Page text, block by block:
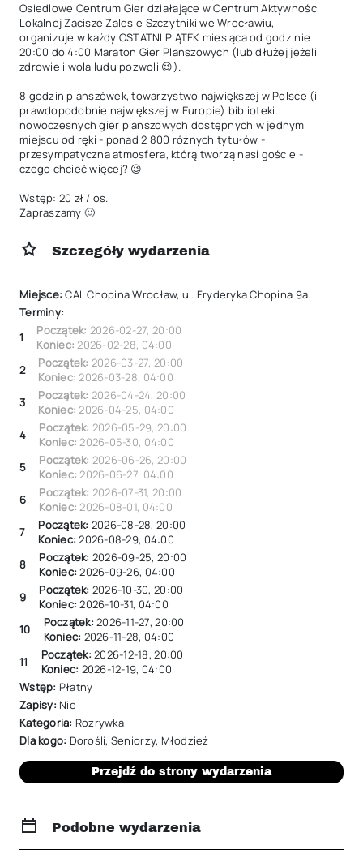
Osiedlowe Centrum Gier działające w Centrum Aktywności
Lokalnej Zacisze Zalesie Szczytniki we Wrocławiu,
organizuje w każdy OSTATNI PIĄTEK miesiąca od godzinie
20:00 do 4:00 Maraton Gier Planszowych (lub dłużej jeżeli
zdrowie i wola ludu pozwoli 😉).
8 godzin planszówek, towarzystwo największej w Polsce (i
prawdopodobnie największej w Europie) biblioteki
nowoczesnych gier planszowych dostępnych w jednym
miejscu od ręki - ponad 2 800 różnych tytułów -
przesympatyczna atmosfera, którą tworzą nasi goście -
czego chcieć więcej? 😉
Wstęp: 20 zł / os.
Zapraszamy 🙂
Szczegóły wydarzenia
Miejsce:CAL Chopina Wrocław, ul. Fryderyka Chopina 9a
Terminy:
1
Początek: 2026-02-27,20:00
Koniec:2026-02-28, 04:00
2
Początek: 2026-03-27,20:00
Koniec:2026-03-28, 04:00
3
Początek: 2026-04-24,20:00
Koniec:2026-04-25, 04:00
4
Początek: 2026-05-29,20:00
Koniec:2026-05-30, 04:00
5
Początek: 2026-06-26,20:00
Koniec:2026-06-27, 04:00
6
Początek: 2026-07-31,20:00
Koniec:2026-08-01, 04:00
7
Początek: 2026-08-28,20:00
Koniec:2026-08-29, 04:00
8
Początek: 2026-09-25,20:00
Koniec:2026-09-26, 04:00
9
Początek: 2026-10-30,20:00
Koniec:2026-10-31, 04:00
10
Początek:2026-11-27,20:00
Koniec: 2026-11-28, 04:00
11
Początek:2026-12-18,20:00
Koniec: 2026-12-19, 04:00
Wstęp: Płatny
Zapisy: Nie
Kategoria: Rozrywka
Dla kogo: Dorośli, Seniorzy, Młodzież
Przejdź do strony wydarzenia
Podobne wydarzenia